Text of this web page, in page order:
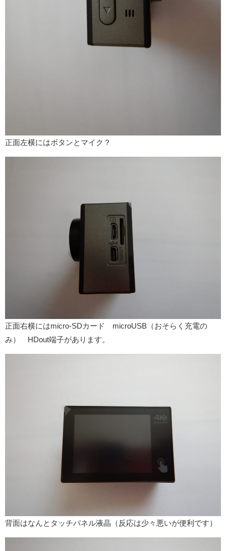
正面左横にはボタンとマイク？
正面右横にはmicro-SDカード microUSB（おそらく充電の
み） HDout端子があります。
背面はなんとタッチパネル液晶（反応は少々悪いが便利です）